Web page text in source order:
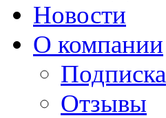
Новости
О компании
Подписка
Отзывы